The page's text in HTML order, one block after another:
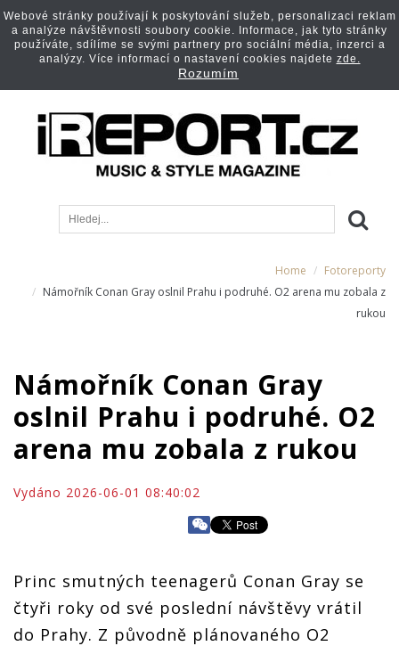
Home
Fotoreporty
Námořník Conan Gray oslnil Prahu i podruhé. O2 arena mu zobala z
rukou
Námořník Conan Gray
oslnil Prahu i podruhé. O2
arena mu zobala z rukou
Vydáno 2026-06-01 08:40:02
Princ smutných teenagerů Conan Gray se
čtyři roky od své poslední návštěvy vrátil
do Prahy. Z původně plánovaného O2
Webové stránky používají k poskytování služeb, personalizaci reklam
a analýze návštěvnosti soubory cookie. Informace, jak tyto stránky
používáte, sdílíme se svými partnery pro sociální média, inzerci a
analýzy. Více informací o nastavení cookies najdete zde.
Rozumím